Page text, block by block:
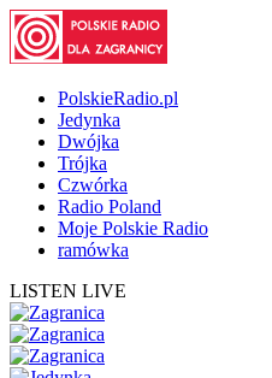
PolskieRadio.pl
Jedynka
Dwójka
Trójka
Czwórka
Radio Poland
Moje Polskie Radio
ramówka
LISTEN LIVE